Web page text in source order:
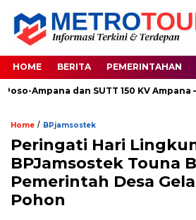
HOME BERITA PEMERINTAHAN
Ampana dan SUTT 150 KV Ampana –
Home / BPjamsostek
Peringati Hari
BPJamsostek Touna
Pemerintah Desa
Pohon